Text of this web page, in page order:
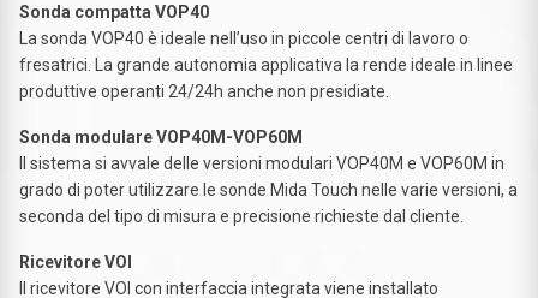
Sonda compatta VOP40
La sonda VOP40 è ideale nell’uso in piccole centri di lavoro o
fresatrici. La grande autonomia applicativa la rende ideale in linee
produttive operanti 24/24h anche non presidiate.
Sonda modulare VOP40M-VOP60M
Il sistema si avvale delle versioni modulari VOP40M e VOP60M in
grado di poter utilizzare le sonde Mida Touch nelle varie versioni, a
seconda del tipo di misura e precisione richieste dal cliente.
Ricevitore VOI
Il ricevitore VOI con interfaccia integrata viene installato